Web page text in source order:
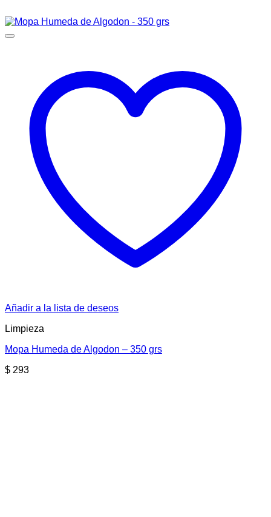
Añadir a la lista de deseos
Limpieza
Mopa Humeda de Algodon – 350 grs
$ 293